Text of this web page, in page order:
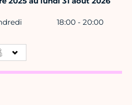
18:00 - 20:00